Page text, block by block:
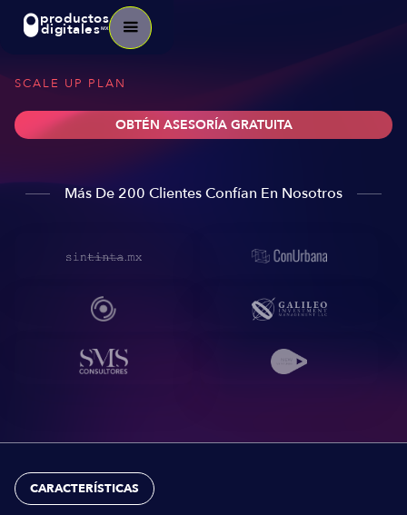
productos
digitalesMX
SCALE UP PLAN
OBTÉN ASESORÍA GRATUITA
Más De 200 Clientes Confían En Nosotros
CARACTERÍSTICAS